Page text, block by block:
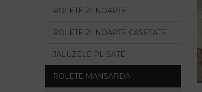
ROLETE ZI NOAPTE
ROLETE ZI NOAPTE CASETATE
JALUZELE PLISATE
ROLETE MANSARDA